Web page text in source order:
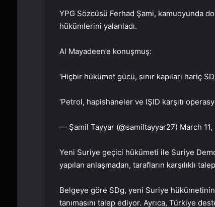
YPG Sözcüsü Ferhad Şami, kamuoyunda
hükümlerini yalanladı.
Al Mayadeen’e konuşmuş:
‘Hiçbir hükümet gücü, sınır kapıları hariç
‘Petrol, hapishaneler ve IŞID karşıtı
— Şamil Tayyar (@samiltayyar27) March 11,
Yeni Suriye geçici hükümeti ile Suriye
yapılan anlaşmadan, tarafların karşılıklı
Belgeye göre SDg, yeni Suriye
tanımasını talep ediyor. Ayrıca, Türkiye